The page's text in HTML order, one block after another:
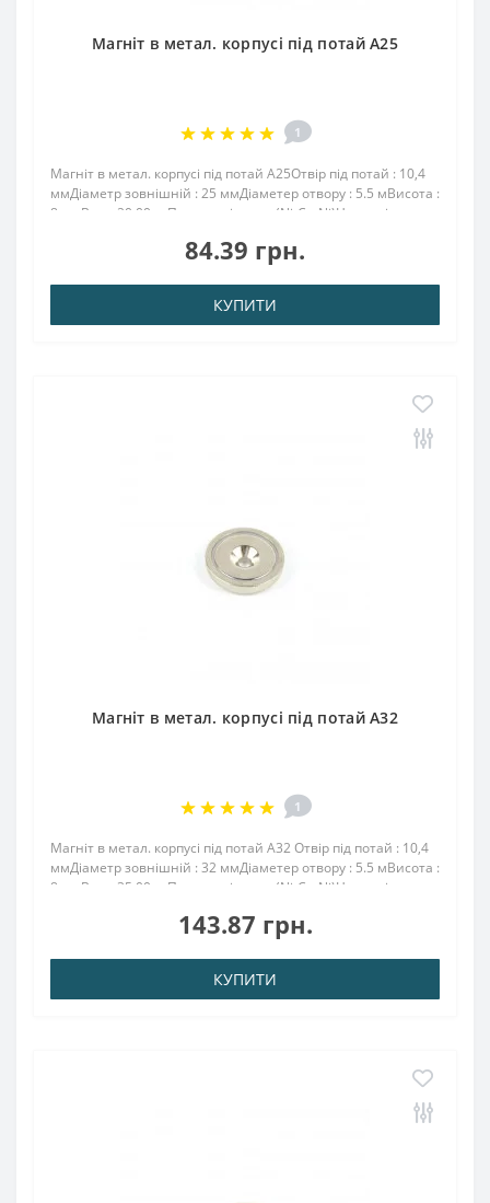
Магніт в метал. корпусі під потай A25
1
Магніт в метал. корпусі під потай A25Отвір під потай : 10,4
ммДіаметр зовнішній : 25 ммДіаметер отвору : 5.5 мВисота :
8 ммВага: 20,00 грПоверх. нікель .: (Ni-Cu-Ni)Намагнічення:
84.39 грн.
КУПИТИ
Магніт в метал. корпусі під потай A32
1
Магніт в метал. корпусі під потай A32 Отвір під потай : 10,4
ммДіаметр зовнішній : 32 ммДіаметер отвору : 5.5 мВисота :
8 ммВага: 35,00 грПоверх. нікель .: (Ni-Cu-Ni)Намагнічення:
143.87 грн.
КУПИТИ